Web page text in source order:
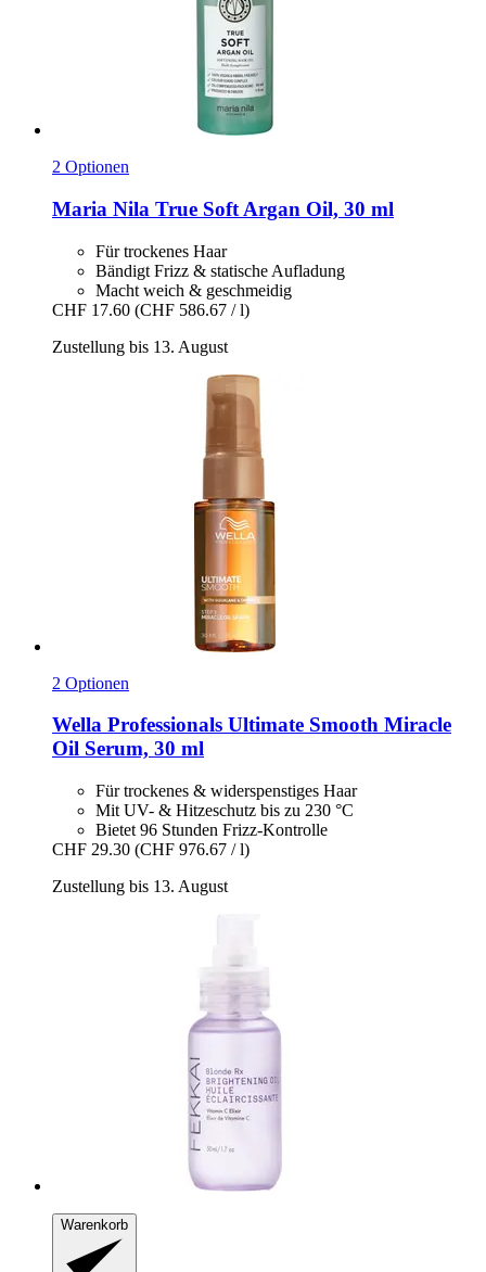
2 Optionen
Maria Nila True Soft Argan Oil, 30 ml
Für trockenes Haar
Bändigt Frizz & statische Aufladung
Macht weich & geschmeidig
CHF 17.60 (CHF 586.67 / l)
Zustellung bis 13. August
2 Optionen
Wella Professionals Ultimate Smooth Miracle
Oil Serum, 30 ml
Für trockenes & widerspenstiges Haar
Mit UV- & Hitzeschutz bis zu 230 °C
Bietet 96 Stunden Frizz-Kontrolle
CHF 29.30 (CHF 976.67 / l)
Zustellung bis 13. August
Warenkorb